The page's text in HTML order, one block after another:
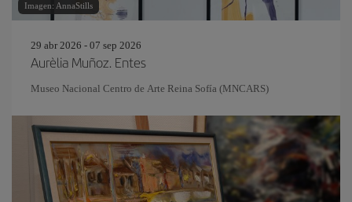
Imagen: AnnaStills
29 abr 2026 - 07 sep 2026
Aurèlia Muñoz. Entes
Museo Nacional Centro de Arte Reina Sofía (MNCARS)